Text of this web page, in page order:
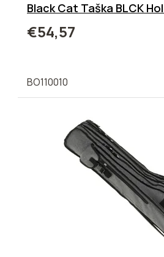
Black Cat Taška BLCK
€54,57
BO110010